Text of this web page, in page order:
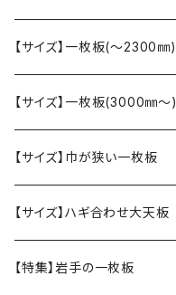
【サイズ】一枚板(〜2300㎜)
【サイズ】一枚板(3000㎜〜)
【サイズ】巾が狭い一枚板
【サイズ】ハギ合わせ大天板
【特集】岩手の一枚板